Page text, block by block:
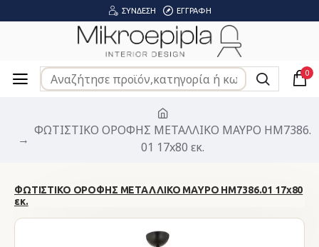
ΣΎΝΔΕΣΗ ΕΓΓΡΑΦΉ
0
ΦΩΤΙΣΤΙΚΟ ΟΡΟΦΗΣ ΜΕΤΑΛΛΙΚΟ ΜΑΥΡΟ HM7386.
01 17x80 εκ.
ΦΩΤΙΣΤΙΚΟ ΟΡΟΦΗΣ ΜΕΤΑΛΛΙΚΟ ΜΑΥΡΟ HM7386.01 17x80
εκ.